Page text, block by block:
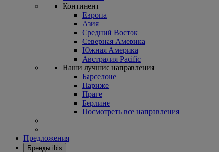
Континент
Европа
Азия
Средний Восток
Северная Америка
Южная Америка
Австралия Pacific
Наши лучшие направления
Барселоне
Париже
Праге
Берлине
Посмотреть все направления
Предложения
Бренды ibis